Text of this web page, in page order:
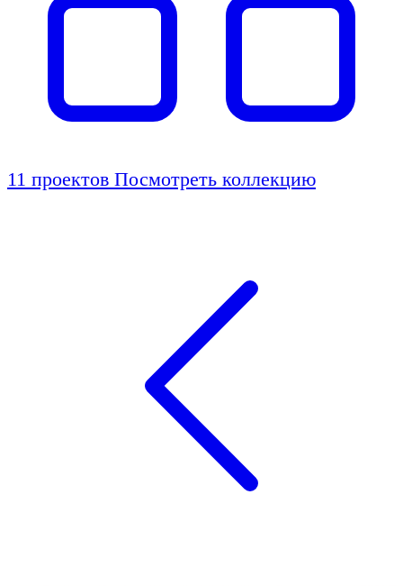
11 проектов Посмотреть коллекцию